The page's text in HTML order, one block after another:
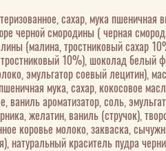
сахар, мука пшеничная
черной смородины ( черная
(малина, тростниковый сахар
10%), шоколад белый
эмульгатор соевый лецитин),
мука, сахар, кокосовое
ваниль ароматизатор, соль,
желатин, ваниль (стручок),
коровье молоко, закваска,
натуральный краситель пудра